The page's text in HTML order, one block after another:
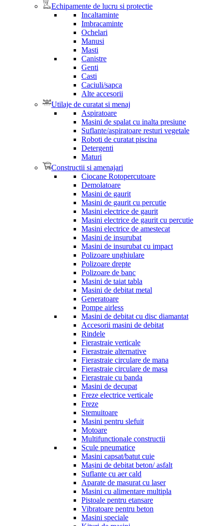
Echipamente de lucru si protectie
Incaltaminte
Imbracaminte
Ochelari
Manusi
Masti
Canistre
Genti
Casti
Caciuli/sapca
Alte accesorii
Utilaje de curatat si menaj
Aspiratoare
Masini de spalat cu inalta presiune
Suflante/aspiratoare resturi vegetale
Roboti de curatat piscina
Detergenti
Maturi
Constructii si amenajari
Ciocane Rotopercutoare
Demolatoare
Masini de gaurit
Masini de gaurit cu percutie
Masini electrice de gaurit
Masini electrice de gaurit cu percutie
Masini electrice de amestecat
Masini de insurubat
Masini de insurubat cu impact
Polizoare unghiulare
Polizoare drepte
Polizoare de banc
Masini de taiat tabla
Masini de debitat metal
Generatoare
Pompe airless
Masini de debitat cu disc diamantat
Accesorii masini de debitat
Rindele
Fierastraie verticale
Fierastraie alternative
Fierastraie circulare de mana
Fierastraie circulare de masa
Fierastraie cu banda
Masini de decupat
Freze electrice verticale
Freze
Stemuitoare
Masini pentru slefuit
Motoare
Multifunctionale constructii
Scule pneumatice
Masini capsat/batut cuie
Mașini de debitat beton/ asfalt
Suflante cu aer cald
Aparate de masurat cu laser
Masini cu alimentare multipla
Pistoale pentru etansare
Vibratoare pentru beton
Masini speciale